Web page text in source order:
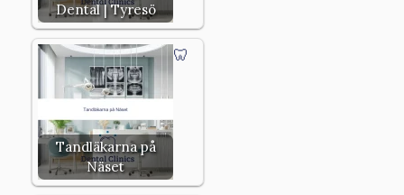
Dental | Tyresö
Tandläkarna på
Näset